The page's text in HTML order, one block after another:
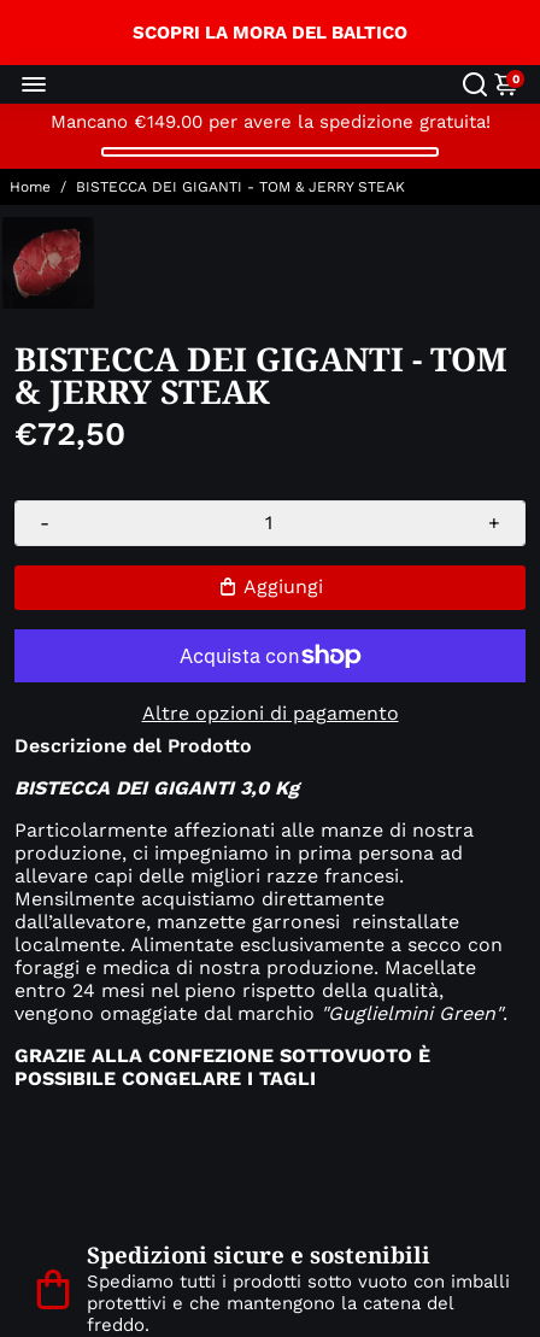
Skip to content
Skip to menu
Open Accessibility Widget
SCOPRI LA MORA DEL BALTICO
0
Mancano €149.00per avere la spedizione gratuita!
Home / BISTECCA DEI GIGANTI - TOM & JERRY STEAK
BISTECCA DEI GIGANTI - TOM
& JERRY STEAK
€72,50
- +
Aggiungi
Altre opzioni di pagamento
Descrizione del Prodotto
BISTECCA DEI GIGANTI 3,0 Kg
Particolarmente affezionati alle manze di nostra
produzione, ci impegniamo in prima persona ad
allevare capi delle migliori razze francesi.
Mensilmente acquistiamo direttamente
dall’allevatore, manzette garronesi
reinstallate
localmente. Alimentate esclusivamente a secco con
foraggi e medica di nostra produzione. Macellate
entro 24 mesi nel pieno rispetto della qualità,
vengono omaggiate dal marchio "Guglielmini Green".
GRAZIE ALLA CONFEZIONE SOTTOVUOTO È
POSSIBILE CONGELARE I TAGLI
Spedizioni sicure e sostenibili
Spediamo tutti i prodotti sotto vuoto con imballi
protettivi e che mantengono la catena del
freddo.